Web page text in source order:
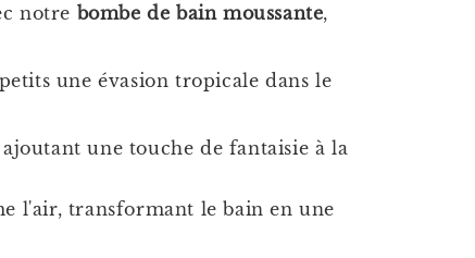
notre bombe de bain moussante,
une évasion tropicale dans le
une touche de fantaisie à la
l'air, transformant le bain en une